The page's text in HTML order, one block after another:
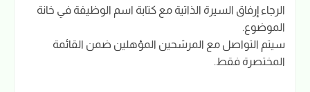
الرجاء إرفاق السيرة الذاتية مع كتابة اسم الوظيفة في خانة
الموضوع.
سيتم التواصل مع المرشحين المؤهلين ضمن القائمة
المختصرة فقط.